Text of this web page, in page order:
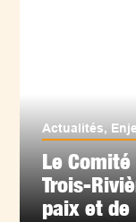
Actualités,
Le
Trois-
paix et de